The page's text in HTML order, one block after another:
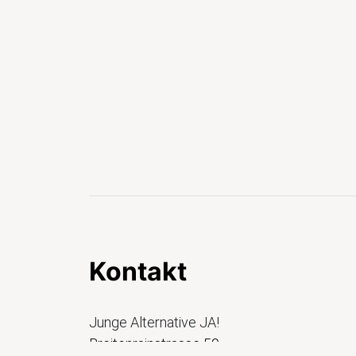
Kontakt
Junge Alternative JA!
Breitenrainstrasse 59